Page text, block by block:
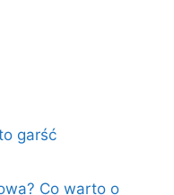
garść
Co warto o